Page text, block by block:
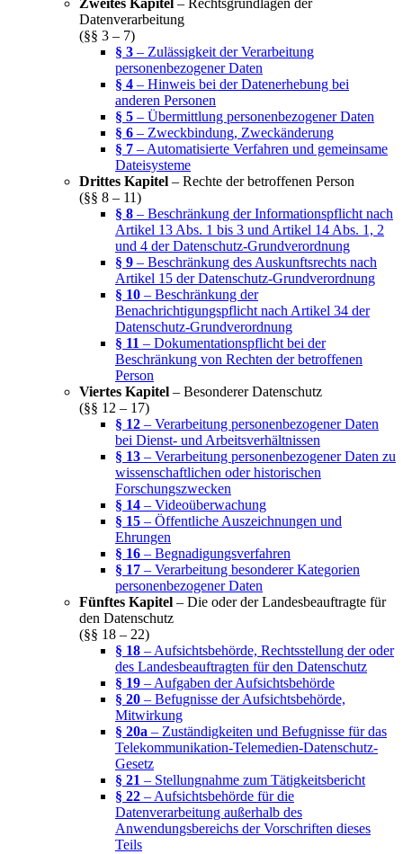
Zweites Kapitel – Rechtsgrundlagen der
Datenverarbeitung
(§§ 3 – 7)
§ 3 – Zulässigkeit der Verarbeitung
personenbezogener Daten
§ 4 – Hinweis bei der Datenerhebung bei
anderen Personen
§ 5 – Übermittlung personenbezogener Daten
§ 6 – Zweckbindung, Zweckänderung
§ 7 – Automatisierte Verfahren und gemeinsame
Dateisysteme
Drittes Kapitel – Rechte der betroffenen Person
(§§ 8 – 11)
§ 8 – Beschränkung der Informationspflicht nach
Artikel 13 Abs. 1 bis 3 und Artikel 14 Abs. 1, 2
und 4 der Datenschutz-Grundverordnung
§ 9 – Beschränkung des Auskunftsrechts nach
Artikel 15 der Datenschutz-Grundverordnung
§ 10 – Beschränkung der
Benachrichtigungspflicht nach Artikel 34 der
Datenschutz-Grundverordnung
§ 11 – Dokumentationspflicht bei der
Beschränkung von Rechten der betroffenen
Person
Viertes Kapitel – Besonderer Datenschutz
(§§ 12 – 17)
§ 12 – Verarbeitung personenbezogener Daten
bei Dienst- und Arbeitsverhältnissen
§ 13 – Verarbeitung personenbezogener Daten zu
wissenschaftlichen oder historischen
Forschungszwecken
§ 14 – Videoüberwachung
§ 15 – Öffentliche Auszeichnungen und
Ehrungen
§ 16 – Begnadigungsverfahren
§ 17 – Verarbeitung besonderer Kategorien
personenbezogener Daten
Fünftes Kapitel – Die oder der Landesbeauftragte für
den Datenschutz
(§§ 18 – 22)
§ 18 – Aufsichtsbehörde, Rechtsstellung der oder
des Landesbeauftragten für den Datenschutz
§ 19 – Aufgaben der Aufsichtsbehörde
§ 20 – Befugnisse der Aufsichtsbehörde,
Mitwirkung
§ 20a – Zuständigkeiten und Befugnisse für das
Telekommunikation-Telemedien-Datenschutz-
Gesetz
§ 21 – Stellungnahme zum Tätigkeitsbericht
§ 22 – Aufsichtsbehörde für die
Datenverarbeitung außerhalb des
Anwendungsbereichs der Vorschriften dieses
Teils